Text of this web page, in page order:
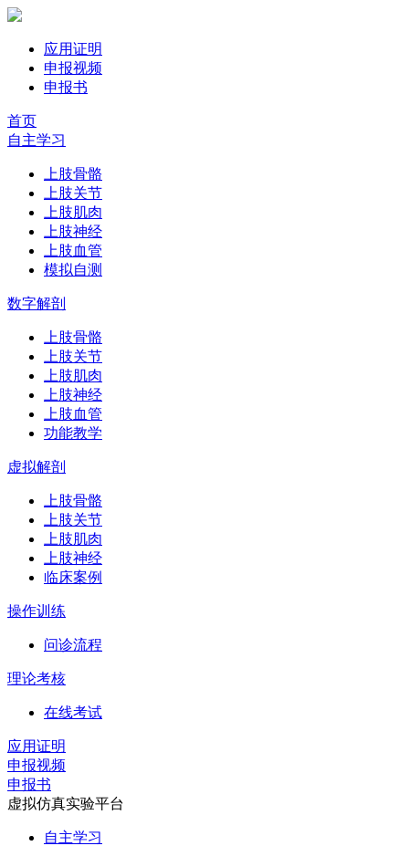
应用证明
申报视频
申报书
首页
自主学习
上肢骨骼
上肢关节
上肢肌肉
上肢神经
上肢血管
模拟自测
数字解剖
上肢骨骼
上肢关节
上肢肌肉
上肢神经
上肢血管
功能教学
虚拟解剖
上肢骨骼
上肢关节
上肢肌肉
上肢神经
临床案例
操作训练
问诊流程
理论考核
在线考试
应用证明
申报视频
申报书
虚拟仿真实验平台
自主学习